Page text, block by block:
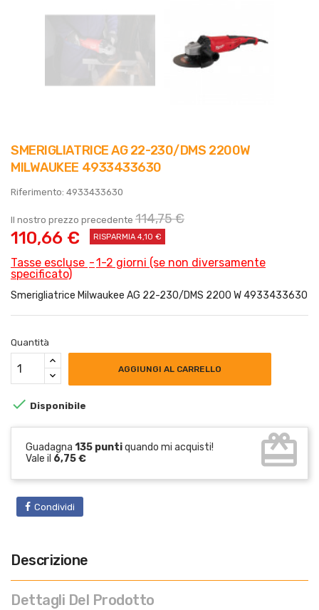
SMERIGLIATRICE AG 22-230/DMS 2200W
MILWAUKEE 4933433630
Riferimento: 4933433630
Il nostro prezzo precedente 114,75 €
110,66 € RISPARMIA 4,10 €
Tasse escluse
1-2 giorni (se non diversamente
specificato)
Smerigliatrice Milwaukee AG 22-230/DMS 2200 W 4933433630
Quantità
AGGIUNGI AL CARRELLO
 Disponibile
Guadagna 135 puntiquando mi acquisti!
Vale il 6,75 € card_giftcard
Condividi
Descrizione
Dettagli Del Prodotto